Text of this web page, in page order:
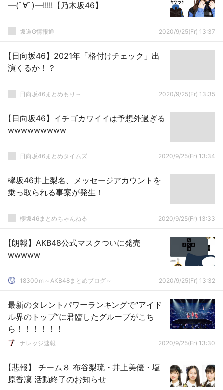
━(ﾟ∀ﾟ)━!!!!!【乃木坂46】
坂道G情報通 2020/9/25(Fr) 13:37
【日向坂46】2021年「格付けチェック」出
演くるか！？
日向坂46まとめもり～ 2020/9/25(Fr) 13:35
【日向坂46】イチゴカワイイは予想外過ぎる
wwwwwwwww
日向坂46まとめタイムズ 2020/9/25(Fr) 13:34
欅坂46井上梨名、メッセージアカウントを
乗っ取られる事案が発生！
櫻坂46まとめちゃんねる 2020/9/25(Fr) 13:33
【朗報】AKB48公式マスクついに発売
wwwww
18300ｍ～AKB48まとめブログ～ 2020/9/25(Fr) 13:32
最新のタレントパワーランキングで“アイド
ル界のトップ”に君臨したグループがこち
ら！！！！！！
ナレッジ速報 2020/9/25(Fr) 13:30
【悲報】 チーム８ 布谷梨琉・井上美優・塩
原香凜 活動終了のお知らせ